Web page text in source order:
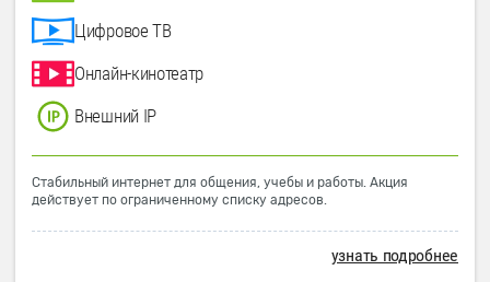
Цифровое ТВ
Онлайн-кинотеатр
Внешний IP
Стабильный интернет для общения, учебы и работы. Акция
действует по ограниченному списку адресов.
узнать подробнее